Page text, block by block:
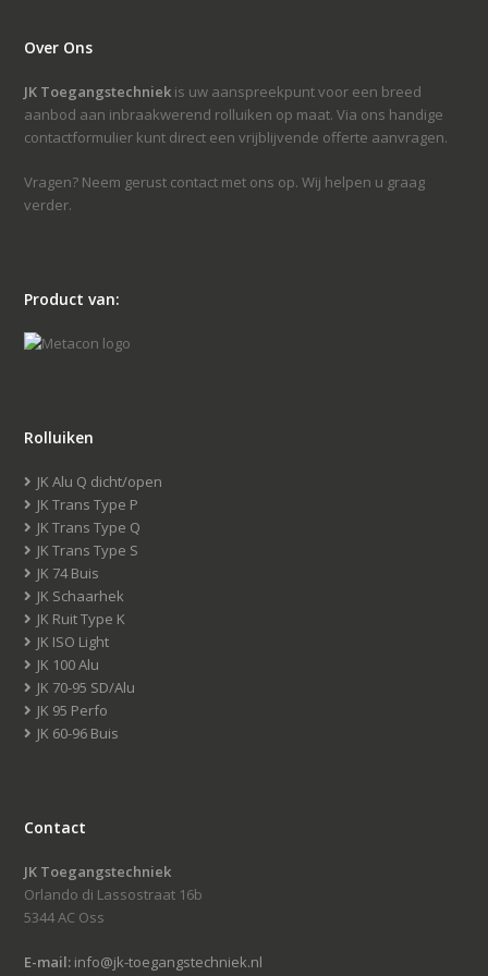
Over Ons
JK Toegangstechniek is uw aanspreekpunt voor een breed
aanbod aan inbraakwerend rolluiken op maat. Via ons handige
contactformulier kunt direct een vrijblijvende offerte aanvragen.
Vragen? Neem gerust contact met ons op. Wij helpen u graag
verder.
Product van:
Rolluiken
JK Alu Q dicht/open
JK Trans Type P
JK Trans Type Q
JK Trans Type S
JK 74 Buis
JK Schaarhek
JK Ruit Type K
JK ISO Light
JK 100 Alu
JK 70-95 SD/Alu
JK 95 Perfo
JK 60-96 Buis
Contact
JK Toegangstechniek
Orlando di Lassostraat 16b
5344 AC Oss
E-mail: info@jk-toegangstechniek.nl